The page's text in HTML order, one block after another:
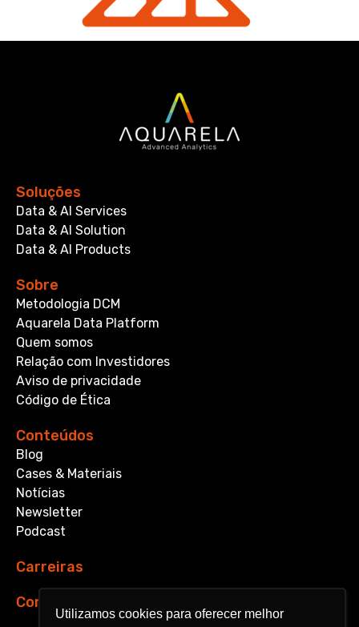
Utilizamos cookies para oferecer melhor
Utilizamos cookies para oferecer melhor
Soluções
Data & AI Services
Data & AI Solution
Data & AI Products
Sobre
Metodologia DCM
Aquarela Data Platform
Quem somos
Relação com Investidores
Aviso de privacidade
Código de Ética
Conteúdos
Blog
Cases & Materiais
Notícias
Newsletter
Podcast
Carreiras
Contato